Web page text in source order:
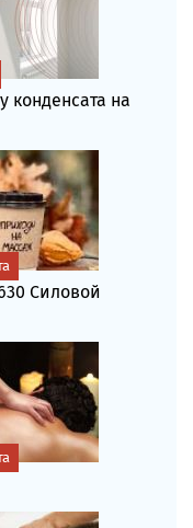
конденсата на
Силовой